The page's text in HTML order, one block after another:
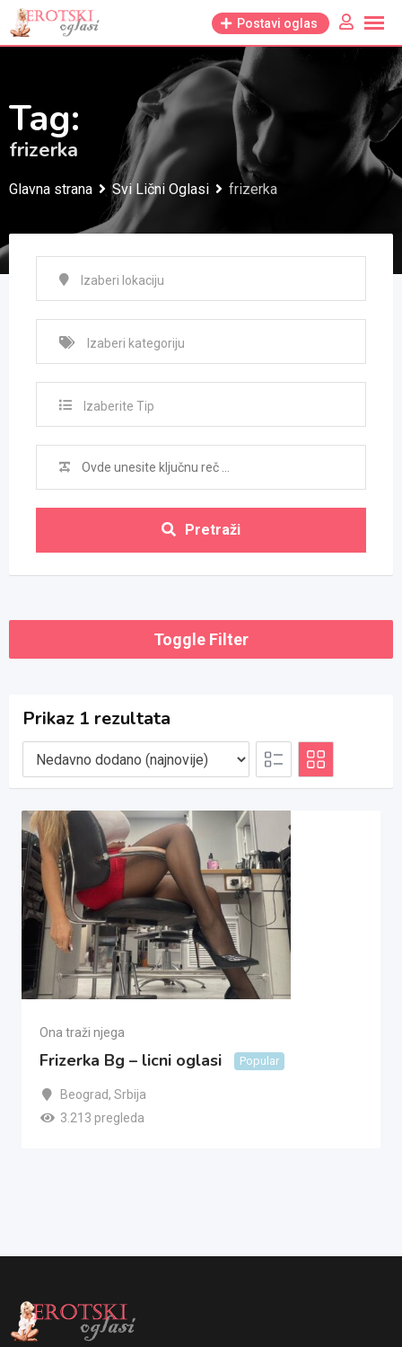
Skip
to
Postavi oglas
Tag:
frizerka
Glavna strana Svi Lični Oglasi frizerka
Izaberite Tip
Pretraži
Toggle Filter
Prikaz 1 rezultata
Ona traži njega
Frizerka Bg – licni oglasi Popular
Beograd, Srbija
3.213 pregleda